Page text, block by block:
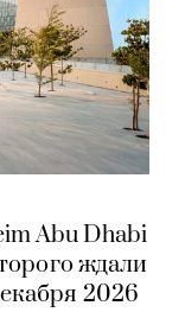
Abu Dhabi
ждали
2026